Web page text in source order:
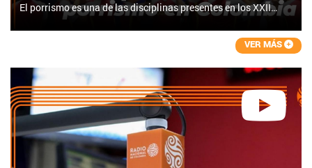
El porrismo es una de las disciplinas presentes en los XXII
Juegos Deportivos Nacionales, que se realizan en el Eje
Cafetero durante este 2023.
Le preguntamos a los deportistas: ¿Qué los motivó a entrenar
porrismo? Sus respuestas son interesantes, profundas y
conmovedoras. ¡Descúbrelas! ??
VER MÁS